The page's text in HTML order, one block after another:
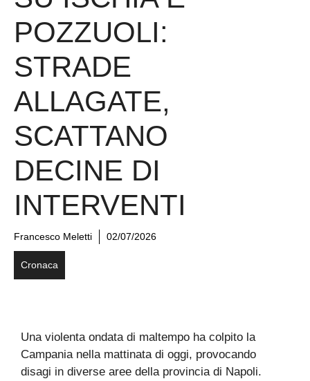
POZZUOLI:
STRADE
ALLAGATE,
SCATTANO
DECINE DI
INTERVENTI
Francesco Meletti 02/07/2026
Cronaca
Una violenta ondata di maltempo ha colpito la
Campania nella mattinata di oggi, provocando
disagi in diverse aree della provincia di Napoli.